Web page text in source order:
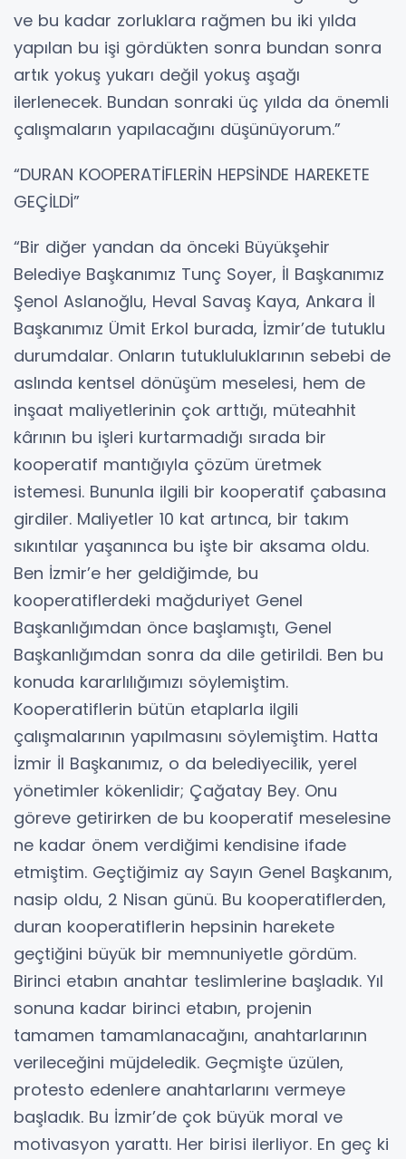
ve bu kadar zorluklara rağmen bu iki yılda
yapılan bu işi gördükten sonra bundan sonra
artık yokuş yukarı değil yokuş aşağı
ilerlenecek. Bundan sonraki üç yılda da önemli
çalışmaların yapılacağını düşünüyorum.”
“DURAN KOOPERATİFLERİN HEPSİNDE HAREKETE
GEÇİLDİ”
“Bir diğer yandan da önceki Büyükşehir
Belediye Başkanımız Tunç Soyer, İl Başkanımız
Şenol Aslanoğlu, Heval Savaş Kaya, Ankara İl
Başkanımız Ümit Erkol burada, İzmir’de tutuklu
durumdalar. Onların tutukluluklarının sebebi de
aslında kentsel dönüşüm meselesi, hem de
inşaat maliyetlerinin çok arttığı, müteahhit
kârının bu işleri kurtarmadığı sırada bir
kooperatif mantığıyla çözüm üretmek
istemesi. Bununla ilgili bir kooperatif çabasına
girdiler. Maliyetler 10 kat artınca, bir takım
sıkıntılar yaşanınca bu işte bir aksama oldu.
Ben İzmir’e her geldiğimde, bu
kooperatiflerdeki mağduriyet Genel
Başkanlığımdan önce başlamıştı, Genel
Başkanlığımdan sonra da dile getirildi. Ben bu
konuda kararlılığımızı söylemiştim.
Kooperatiflerin bütün etaplarla ilgili
çalışmalarının yapılmasını söylemiştim. Hatta
İzmir İl Başkanımız, o da belediyecilik, yerel
yönetimler kökenlidir; Çağatay Bey. Onu
göreve getirirken de bu kooperatif meselesine
ne kadar önem verdiğimi kendisine ifade
etmiştim. Geçtiğimiz ay Sayın Genel Başkanım,
nasip oldu, 2 Nisan günü. Bu kooperatiflerden,
duran kooperatiflerin hepsinin harekete
geçtiğini büyük bir memnuniyetle gördüm.
Birinci etabın anahtar teslimlerine başladık. Yıl
sonuna kadar birinci etabın, projenin
tamamen tamamlanacağını, anahtarlarının
verileceğini müjdeledik. Geçmişte üzülen,
protesto edenlere anahtarlarını vermeye
başladık. Bu İzmir’de çok büyük moral ve
motivasyon yarattı. Her birisi ilerliyor. En geç ki